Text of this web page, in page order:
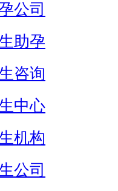
公司
助孕
咨询
中心
机构
公司